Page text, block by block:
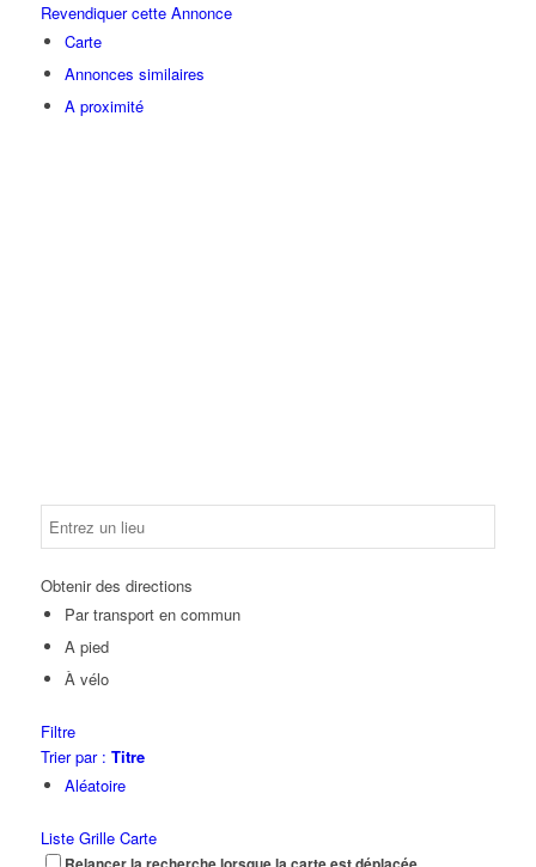
Revendiquer cette Annonce
Carte
Annonces similaires
A proximité
Obtenir des directions
Par transport en commun
A pied
À vélo
Filtre
Trier par : Titre
Aléatoire
Liste Grille Carte